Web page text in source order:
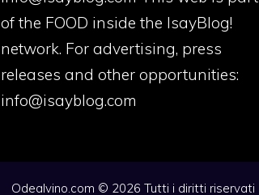
of the FOOD inside the IsayBlog!
network. For advertising, press
releases and other opportunities:
info@isayblog.com
Odealvino.com © 2026 Tutti i diritti riservati